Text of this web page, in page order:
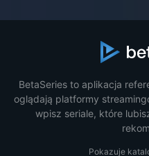
BetaSeries to aplikacja
oglądają platformy
wpisz seriale, które
Pokazuje